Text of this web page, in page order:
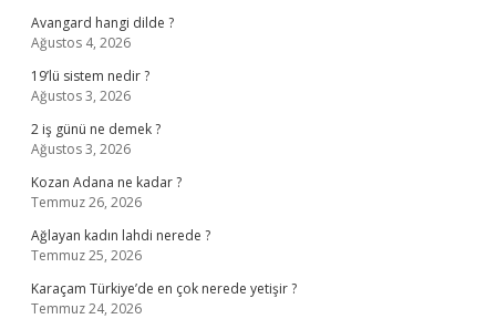
Avangard hangi dilde ?
Ağustos 4, 2026
19’lü sistem nedir ?
Ağustos 3, 2026
2 iş günü ne demek ?
Ağustos 3, 2026
Kozan Adana ne kadar ?
Temmuz 26, 2026
Ağlayan kadın lahdi nerede ?
Temmuz 25, 2026
Karaçam Türkiye’de en çok nerede yetişir ?
Temmuz 24, 2026